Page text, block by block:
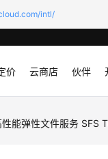
intl/
价 云商店 伙伴
性能弹性文件服务 SFS